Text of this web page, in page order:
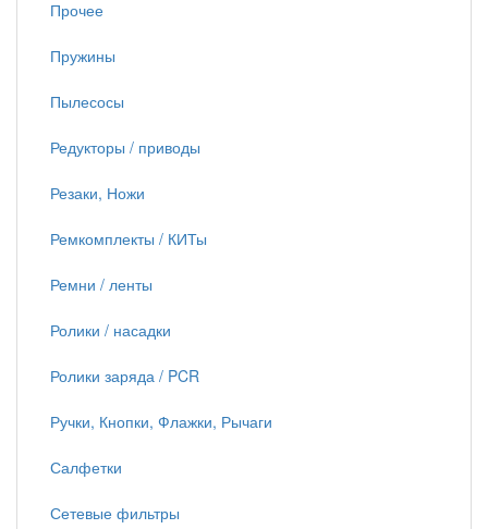
Прочее
Пружины
Пылесосы
Редукторы / приводы
Резаки, Ножи
Ремкомплекты / КИТы
Ремни / ленты
Ролики / насадки
Ролики заряда / PCR
Ручки, Кнопки, Флажки, Рычаги
Салфетки
Сетевые фильтры